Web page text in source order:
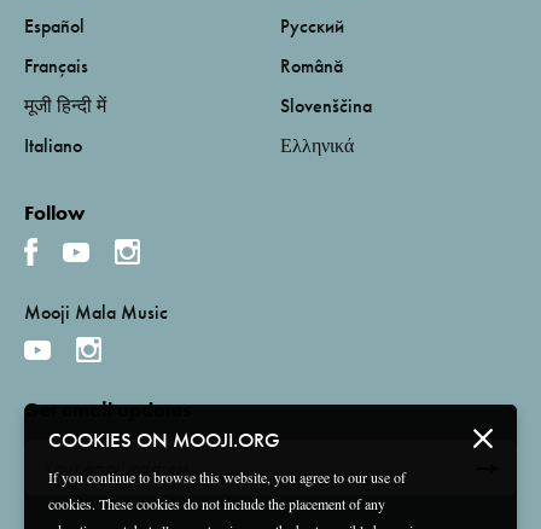
COOKIES ON MOOJI.ORG
If you continue to browse this website, you agree to our use of
cookies. These cookies do not include the placement of any
Español
Français
मूजी हिन्दी में
Italiano
Русский
Română
Slovenščina
Ελληνικά
Follow
Mooji Mala Music
Get email updates